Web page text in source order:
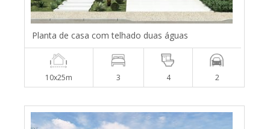
Planta de casa com telhado duas águas
10x25m 3 4 2